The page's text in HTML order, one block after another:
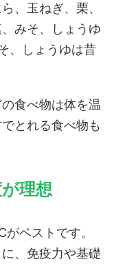
、玉ねぎ、栗、
みそ、しょうゆ
、しょうゆは昔
食べ物は体を温
とれる食べ物も
理想
ベストです。
、免疫力や基礎